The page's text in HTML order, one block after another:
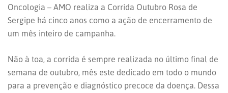
Oncologia – AMO realiza a Corrida Outubro Rosa de
Sergipe há cinco anos como a ação de encerramento de
um mês inteiro de campanha.
Não à toa, a corrida é sempre realizada no último final de
semana de outubro, mês este dedicado em todo o mundo
para a prevenção e diagnóstico precoce da doença. Dessa